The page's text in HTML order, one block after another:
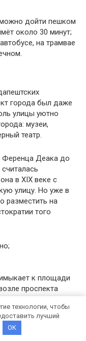
дойти пешком
около 30 минут;
на трамвае
города был даже
улицы уютно
музеи,
театр.
Ференца Деака до
в XIX веке с
улицу. Но уже в
разместить на
того
к площади
проспекта
ветки метро.
зона в
технологии, чтобы
лучший
OK